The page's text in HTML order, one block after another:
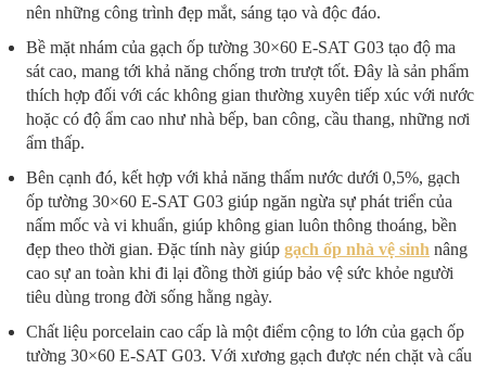
nên những công trình đẹp mắt, sáng tạo và độc đáo.
Bề mặt nhám của gạch ốp tường 30×60 E-SAT G03 tạo độ ma
sát cao, mang tới khả năng chống trơn trượt tốt. Đây là sản phẩm
thích hợp đối với các không gian thường xuyên tiếp xúc với nước
hoặc có độ ẩm cao như nhà bếp, ban công, cầu thang, những nơi
ẩm thấp.
Bên cạnh đó, kết hợp với khả năng thấm nước dưới 0,5%, gạch
ốp tường 30×60 E-SAT G03 giúp ngăn ngừa sự phát triển của
nấm mốc và vi khuẩn, giúp không gian luôn thông thoáng, bền
đẹp theo thời gian. Đặc tính này giúp gạch ốp nhà vệ sinh nâng
cao sự an toàn khi đi lại đồng thời giúp bảo vệ sức khỏe người
tiêu dùng trong đời sống hằng ngày.
Chất liệu porcelain cao cấp là một điểm cộng to lớn của gạch ốp
tường 30×60 E-SAT G03. Với xương gạch được nén chặt và cấu